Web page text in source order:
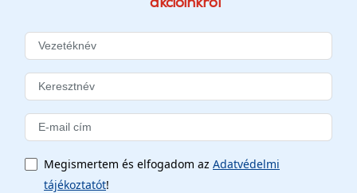
Megismertem és elfogadom az Adatvédelmi
tájékoztatót!